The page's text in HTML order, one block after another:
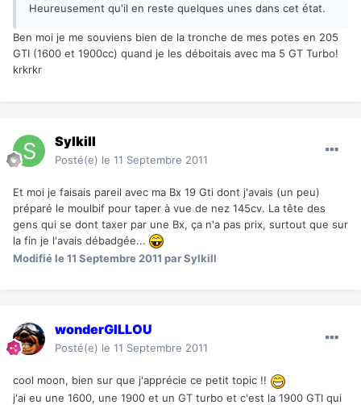
Heureusement qu'il en reste quelques unes dans cet état.
Ben moi je me souviens bien de la tronche de mes potes en 205
GTI (1600 et 1900cc) quand je les déboitais avec ma 5 GT Turbo!
krkrkr
Sylkill
Posté(e) le 11 Septembre 2011
Et moi je faisais pareil avec ma Bx 19 Gti dont j'avais (un peu)
préparé le moulbif pour taper à vue de nez 145cv. La tête des
gens qui se dont taxer par une Bx, ça n'a pas prix, surtout que sur
la fin je l'avais débadgée...
Modifiéle 11 Septembre 2011 par Sylkill
wonderGILLOU
Posté(e) le 11 Septembre 2011
cool moon, bien sur que j'apprécie ce petit topic !!
j'ai eu une 1600, une 1900 et un GT turbo et c'est la 1900 GTI qui